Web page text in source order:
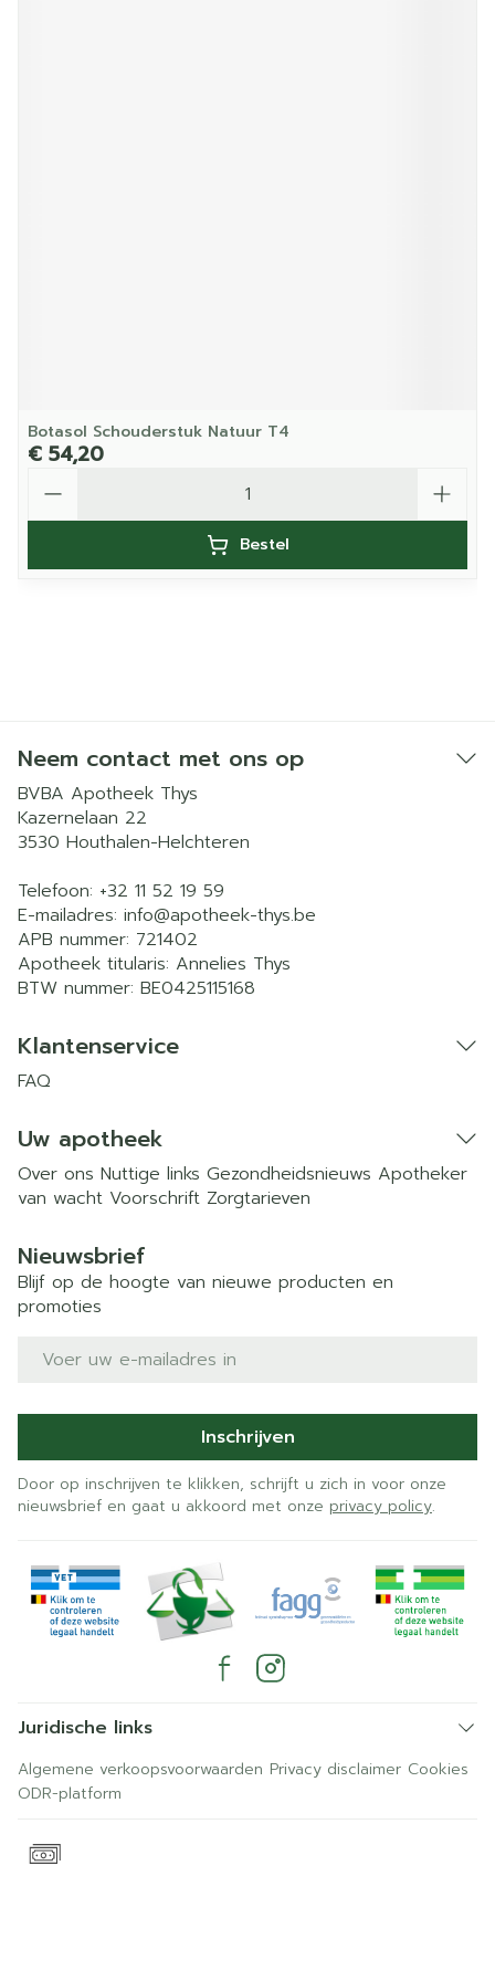
Botasol Schouderstuk Natuur T4
€ 54,20
Bestel
Neem contact met ons op
BVBA Apotheek Thys
Kazernelaan 22
3530 Houthalen-Helchteren
Telefoon: +32 11 52 19 59
E-mailadres: info@apotheek-thys.be
APB nummer: 721402
Apotheek titularis: Annelies Thys
BTW nummer: BE0425115168
Klantenservice
FAQ
Uw apotheek
Over ons Nuttige links Gezondheidsnieuws Apotheker
van wacht Voorschrift Zorgtarieven
Nieuwsbrief
Blijf op de hoogte van nieuwe producten en
promoties
E-mail adres
Inschrijven
Door op inschrijven te klikken, schrijft u zich in voor onze
nieuwsbrief en gaat u akkoord met onze privacy policy.
Juridische links
Algemene verkoopsvoorwaarden Privacy disclaimer Cookies
ODR-platform